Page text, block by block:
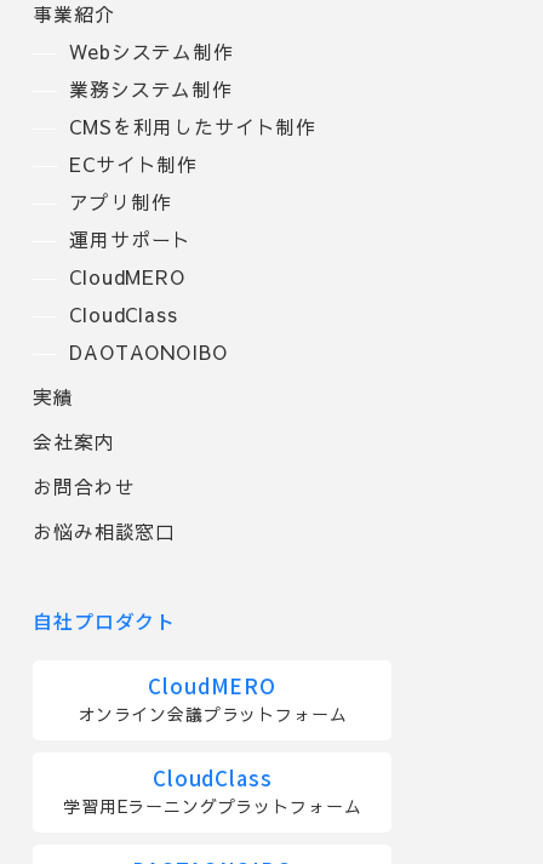
事業紹介
Webシステム制作
業務システム制作
CMSを利用したサイト制作
ECサイト制作
アプリ制作
運用サポート
CloudMERO
CloudClass
DAOTAONOIBO
実績
会社案内
お問合わせ
お悩み相談窓口
自社プロダクト
CloudMERO
オンライン会議プラットフォーム
CloudClass
学習用Eラーニングプラットフォーム